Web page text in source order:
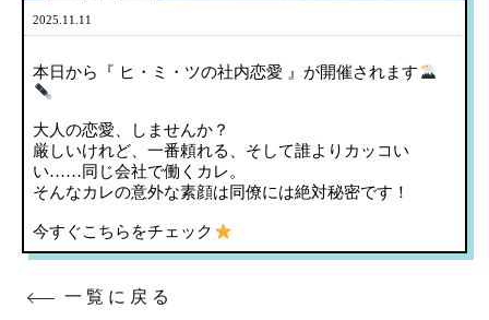
2025.11.11
本日から『 ヒ・ミ・ツの社内恋愛 』が開催されます
大人の恋愛、しませんか？
厳しいけれど、一番頼れる、そして誰よりカッコい
い……同じ会社で働くカレ。
そんなカレの意外な素顔は同僚には絶対秘密です！
今すぐこちらをチェック
一覧に戻る